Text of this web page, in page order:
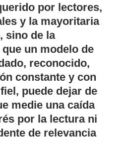
por lectores,
y la mayoritaria
sino de la
un modelo de
reconocido,
constante y con
puede dejar de
medie una caída
por la lectura ni
de relevancia